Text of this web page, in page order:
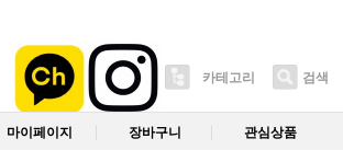
카테고리 검색
마이페이지 장바구니 관심상품